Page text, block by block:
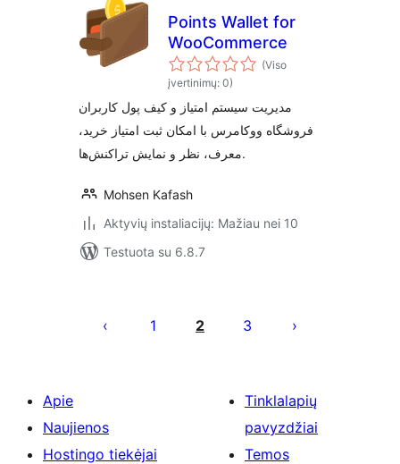
Points Wallet for
WooCommerce
(Viso
įvertinimų: 0)
مدیریت سیستم امتیاز و کیف پول کاربران
فروشگاه ووکامرس با امکان ثبت امتیاز خرید،
معرف، نظر و نمایش تراکنش‌ها.
Mohsen Kafash
Aktyvių instaliacijų: Mažiau nei 10
Testuota su 6.8.7
puslapiavimas
1 2 3
Apie
Naujienos
Hostingo tiekėjai
Tinklalapių
pavyzdžiai
Temos